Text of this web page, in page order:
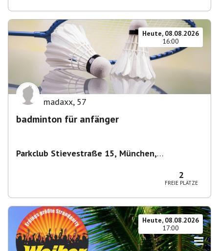
Heute, 08.08.2026
16:00
madaxx, 57
badminton für anfänger
Parkclub Stievestraße 15, München,
2
FREIE PLÄTZE
Heute, 08.08.2026
17:00